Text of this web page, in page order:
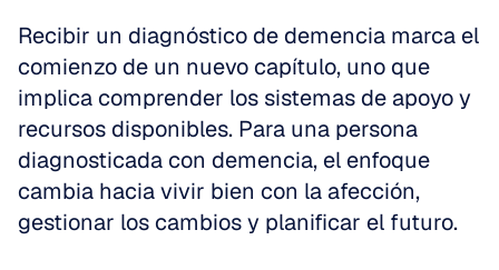
Recibir un diagnóstico de demencia marca el
comienzo de un nuevo capítulo, uno que
implica comprender los sistemas de apoyo y
recursos disponibles. Para una persona
diagnosticada con demencia, el enfoque
cambia hacia vivir bien con la afección,
gestionar los cambios y planificar el futuro.